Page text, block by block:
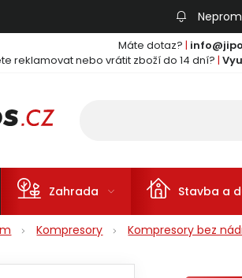
Máte dotaz? |
reklamovat nebo vrátit zboží do 14 dní? |
Zahrada Stavba a
Kompresory Kompresory bez